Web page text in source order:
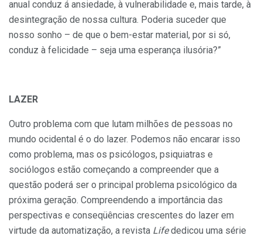
anual conduz á ansiedade, à vulnerabilidade e, mais tarde, à
desintegração de nossa cultura. Poderia suceder que
nosso sonho – de que o bem-estar material, por si só,
conduz à felicidade – seja uma esperança ilusória?”
LAZER
Outro problema com que lutam milhões de pessoas no
mundo ocidental é o do lazer. Podemos não encarar isso
como problema, mas os psicólogos, psiquiatras e
sociólogos estão começando a compreender que a
questão poderá ser o principal problema psicológico da
próxima geração. Compreendendo a importância das
perspectivas e conseqüências crescentes do lazer em
virtude da automatização, a revista Lifededicou uma série